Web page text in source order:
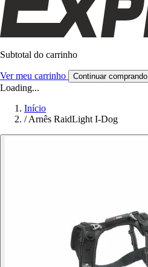
Subtotal do carrinho
Ver meu carrinho Continuar comprando
Loading...
Início
/ Arnês RaidLight I-Dog